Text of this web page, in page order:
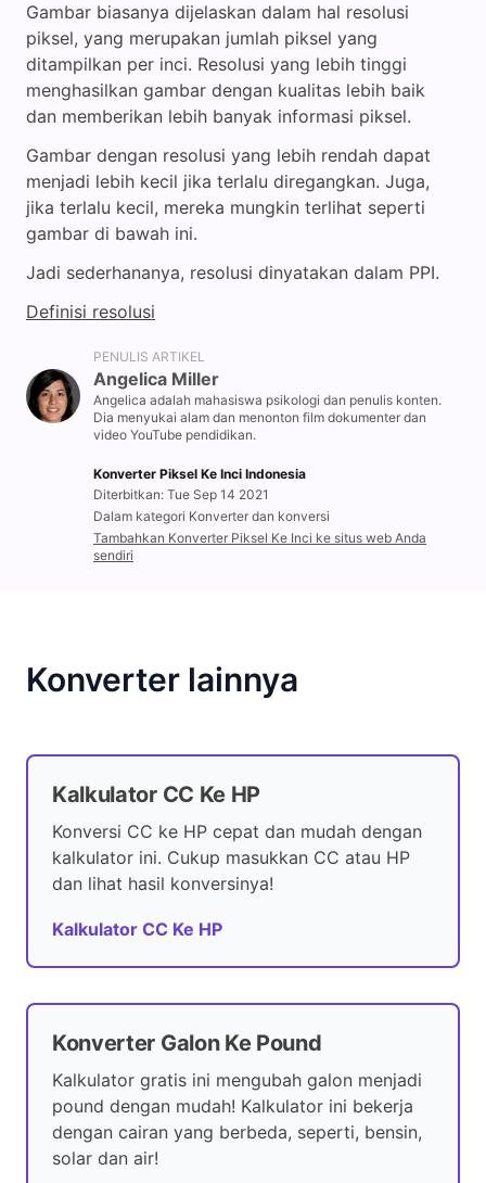
Gambar biasanya dijelaskan dalam hal resolusi
piksel, yang merupakan jumlah piksel yang
ditampilkan per inci. Resolusi yang lebih tinggi
menghasilkan gambar dengan kualitas lebih baik
dan memberikan lebih banyak informasi piksel.
Gambar dengan resolusi yang lebih rendah dapat
menjadi lebih kecil jika terlalu diregangkan. Juga,
jika terlalu kecil, mereka mungkin terlihat seperti
gambar di bawah ini.
Jadi sederhananya, resolusi dinyatakan dalam PPI.
Definisi resolusi
PENULIS ARTIKEL
Angelica Miller
Angelica adalah mahasiswa psikologi dan penulis konten.
Dia menyukai alam dan menonton film dokumenter dan
video YouTube pendidikan.
Konverter Piksel Ke Inci Indonesia
Diterbitkan: Tue Sep 14 2021
Dalam kategori Konverter dan konversi
Tambahkan Konverter Piksel Ke Inci ke situs web Anda
sendiri
Konverter lainnya
Kalkulator CC Ke HP
Konversi CC ke HP cepat dan mudah dengan
kalkulator ini. Cukup masukkan CC atau HP
dan lihat hasil konversinya!
Kalkulator CC Ke HP
Konverter Galon Ke Pound
Kalkulator gratis ini mengubah galon menjadi
pound dengan mudah! Kalkulator ini bekerja
dengan cairan yang berbeda, seperti, bensin,
solar dan air!